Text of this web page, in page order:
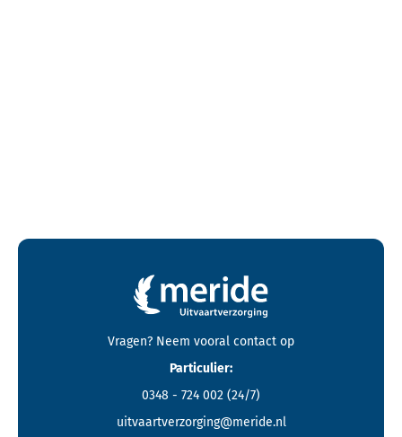
Contactgegevens en footer menu van Meride
Vragen? Neem vooral contact op
Particulier:
0348 - 724 002 (24/7)
uitvaartverzorging@meride.nl